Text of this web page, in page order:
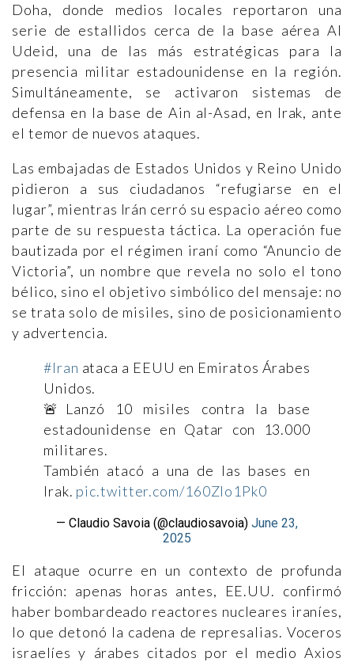
Doha, donde medios locales reportaron una
serie de estallidos cerca de la base aérea Al
Udeid, una de las más estratégicas para la
presencia militar estadounidense en la región.
Simultáneamente, se activaron sistemas de
defensa en la base de Ain al-Asad, en Irak, ante
el temor de nuevos ataques.
Las embajadas de Estados Unidos y Reino Unido
pidieron a sus ciudadanos “refugiarse en el
lugar”, mientras Irán cerró su espacio aéreo como
parte de su respuesta táctica. La operación fue
bautizada por el régimen iraní como “Anuncio de
Victoria”, un nombre que revela no solo el tono
bélico, sino el objetivo simbólico del mensaje: no
se trata solo de misiles, sino de posicionamiento
y advertencia.
#Iran ataca a EEUU en Emiratos Árabes
Unidos.
🚨Lanzó 10 misiles contra la base
estadounidense en Qatar con 13.000
militares.
También atacó a una de las bases en
Irak. pic.twitter.com/160Zlo1Pk0
— Claudio Savoia (@claudiosavoia) June 23,
2025
El ataque ocurre en un contexto de profunda
fricción: apenas horas antes, EE.UU. confirmó
haber bombardeado reactores nucleares iraníes,
lo que detonó la cadena de represalias. Voceros
israelíes y árabes citados por el medio Axios